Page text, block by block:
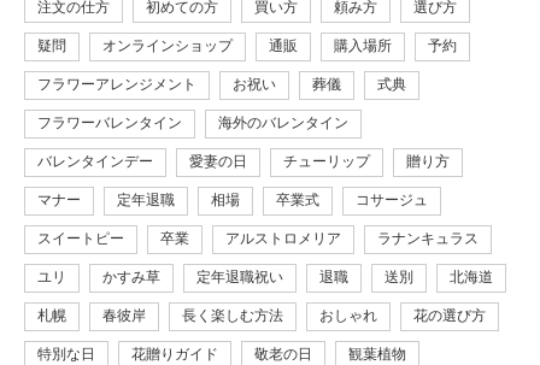
注文の仕方 初めての方 買い方 頼み方 選び方
疑問 オンラインショップ 通販 購入場所 予約
フラワーアレンジメント お祝い 葬儀 式典
フラワーバレンタイン 海外のバレンタイン
バレンタインデー 愛妻の日 チューリップ 贈り方
マナー 定年退職 相場 卒業式 コサージュ
スイートピー 卒業 アルストロメリア ラナンキュラス
ユリ かすみ草 定年退職祝い 退職 送別 北海道
札幌 春彼岸 長く楽しむ方法 おしゃれ 花の選び方
特別な日 花贈りガイド 敬老の日 観葉植物